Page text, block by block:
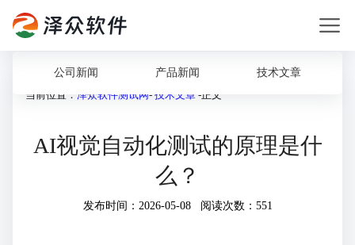
公司新闻 产品新闻
技术文章
当前位置： 泽众软件测试网- 技术文章 -正文
AI视觉自动化测试的原理是什
么？
发布时间：2026-05-08 阅读次数：551